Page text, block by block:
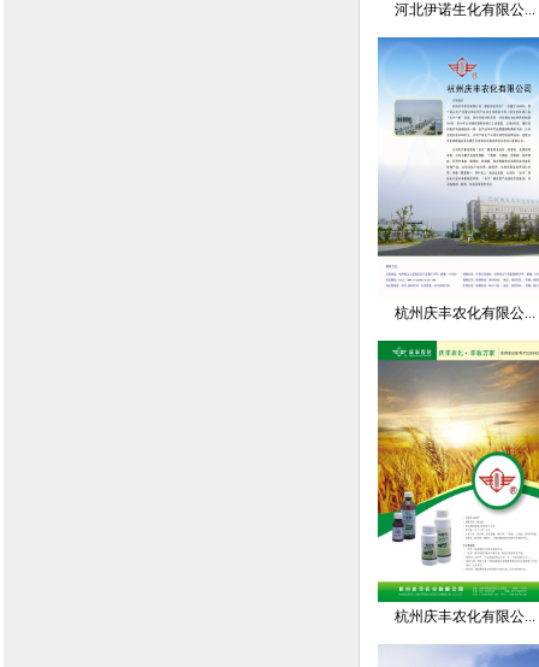
河北伊诺生化有限公...
杭州庆丰农化有限公...
杭州庆丰农化有限公...